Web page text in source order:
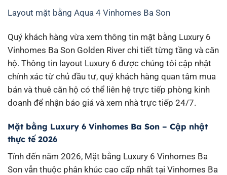
Layout mặt bằng Aqua 4 Vinhomes Ba Son
Quý khách hàng vừa xem thông tin mặt bằng Luxury 6
Vinhomes Ba Son Golden River chi tiết từng tầng và căn
hộ. Thông tin layout Luxury 6 được chúng tôi cập nhật
chính xác từ chủ đầu tư, quý khách hàng quan tâm mua
bán và thuê căn hộ có thể liên hệ trực tiếp phòng kinh
doanh để nhận báo giá và xem nhà trực tiếp 24/7.
Mặt bằng Luxury 6 Vinhomes Ba Son – Cập nhật
thực tế 2026
Tính đến năm 2026, Mặt bằng Luxury 6 Vinhomes Ba
Son vẫn thuộc phân khúc cao cấp nhất tại Vinhomes Ba